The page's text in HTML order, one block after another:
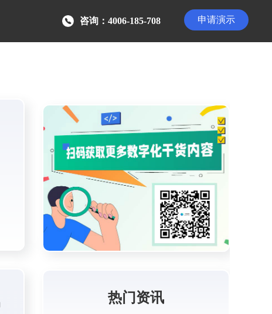
申请演示
咨询：4006-185-708
热门资讯